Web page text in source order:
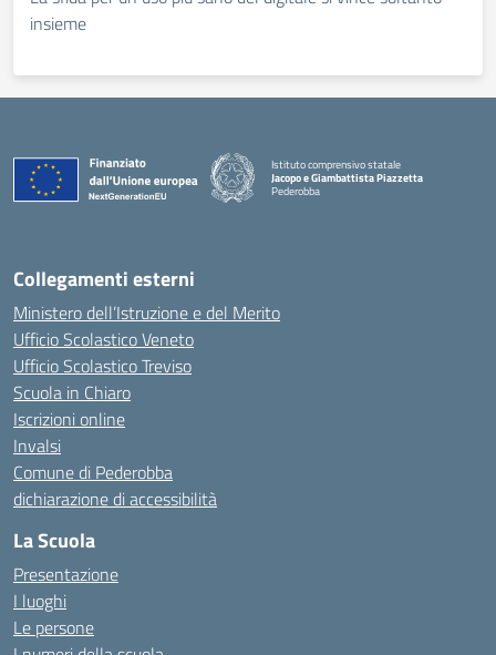
insieme
Istituto comprensivo statale
Jacopo e Giambattista Piazzetta
Pederobba
Collegamenti esterni
Ministero dell’Istruzione e del Merito
Ufficio Scolastico Veneto
Ufficio Scolastico Treviso
Scuola in Chiaro
Iscrizioni online
Invalsi
Comune di Pederobba
dichiarazione di accessibilità
La Scuola
Presentazione
I luoghi
Le persone